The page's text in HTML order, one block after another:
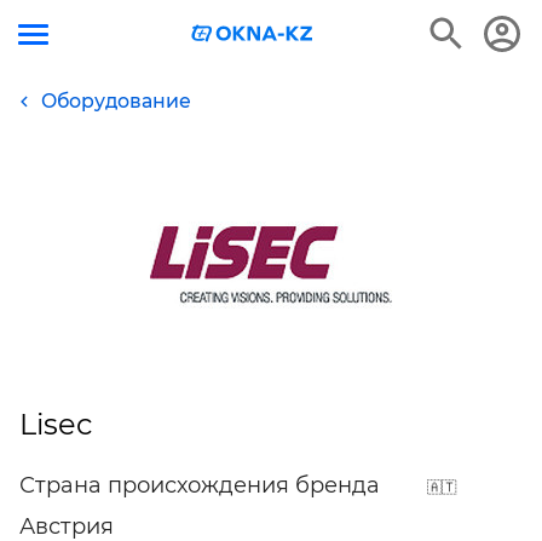
Оборудование
Lisec
Страна происхождения бренда
Австрия